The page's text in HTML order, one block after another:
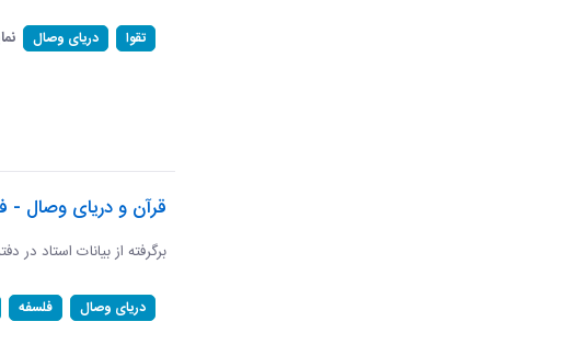
تقوا دریای وصال
قرآن و دریای وصال -
برگرفته از بیانات استاد در
دریای وصال فلسفه